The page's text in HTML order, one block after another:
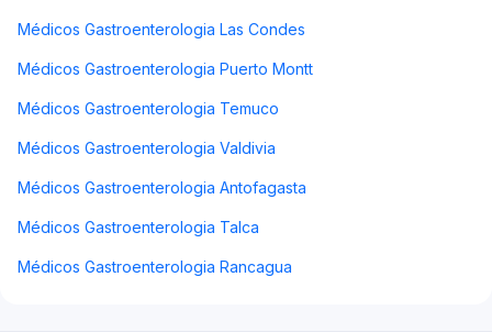
Médicos Gastroenterologia Las Condes
Médicos Gastroenterologia Puerto Montt
Médicos Gastroenterologia Temuco
Médicos Gastroenterologia Valdivia
Médicos Gastroenterologia Antofagasta
Médicos Gastroenterologia Talca
Médicos Gastroenterologia Rancagua